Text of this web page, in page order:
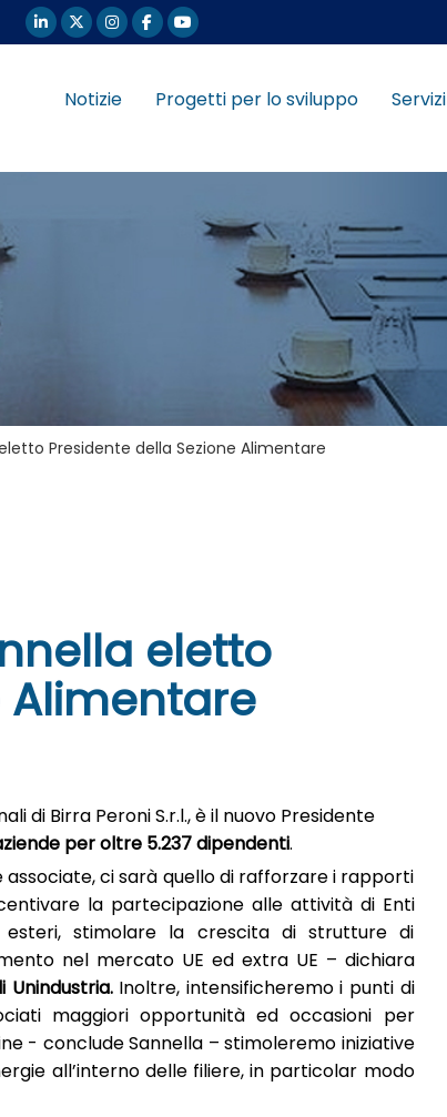
Notizie Progetti per lo sviluppo Servizi
Presidente della Sezione Alimentare
eletto
Alimentare
di Birra Peroni S.r.l., è il nuovo Presidente
per oltre 5.237 dipendenti.
ci sarà quello di rafforzare i rapporti
la partecipazione alle attività di Enti
esteri, stimolare la crescita di strutture di
nel mercato UE ed extra UE – dichiara
Unindustria. Inoltre, intensificheremo i punti di
maggiori opportunità ed occasioni per
- conclude Sannella – stimoleremo iniziative
all’interno delle filiere, in particolar modo